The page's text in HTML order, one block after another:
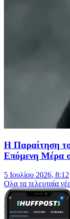
Η Παραίτηση
Επόμενη Μέρα
5 Ιουλίου 2026, 8:12
Oλα τα τελευταία